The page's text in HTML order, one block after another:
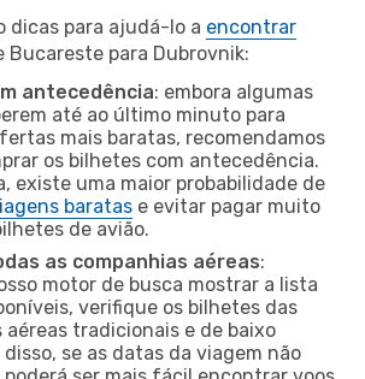
dicas para ajudá-lo a encontrar
Bucareste para Dubrovnik:
antecedência: embora algumas
até ao último minuto para
mais baratas, recomendamos
os bilhetes com antecedência.
existe uma maior probabilidade de
baratas e evitar pagar muito
de avião.
as companhias aéreas:
motor de busca mostrar a lista
verifique os bilhetes das
aéreas tradicionais e de baixo
se as datas da viagem não